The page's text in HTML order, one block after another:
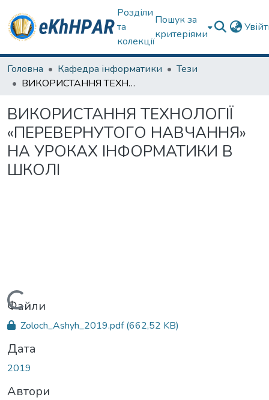
Розділи
та
колекції
Пошук за
критеріями
Головна Кафедра інформатики
Тези
ВИКОРИСТАННЯ ТЕХНОЛОГІЇ «ПЕРЕВЕРНУТОГО НАВЧАННЯ» НА УРОКАХ ІНФОРМАТИКИ В ШКОЛІ
ВИКОРИСТАННЯ ТЕХНОЛОГІЇ
«ПЕРЕВЕРНУТОГО НАВЧАННЯ»
НА УРОКАХ ІНФОРМАТИКИ В
ШКОЛІ
Вантажиться...
Файли
Zoloch_Ashyh_2019.pdf(662,52 KB)
Дата
2019
Автори